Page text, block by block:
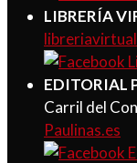
LIBRERÍA
EDITORIAL
Carril del
Paulinas.es